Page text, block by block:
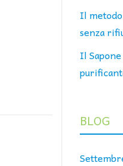
Il
senza
Il
BLOG